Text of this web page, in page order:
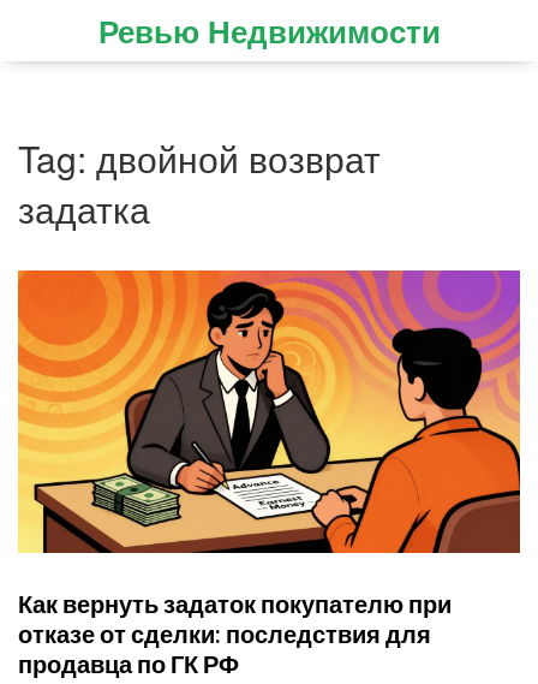
Ревью Недвижимости
Tag: двойной возврат
задатка
Как вернуть задаток покупателю при
отказе от сделки: последствия для
продавца по ГК РФ